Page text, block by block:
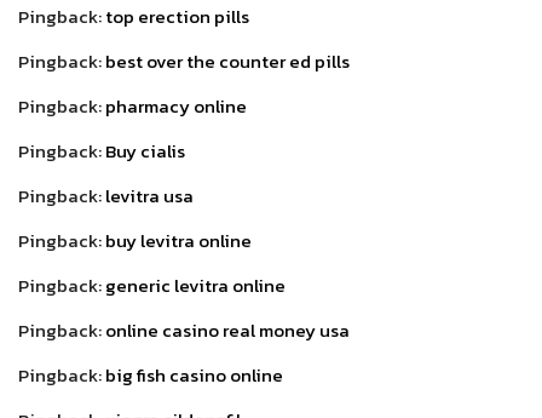
Pingback:top erection pills
Pingback:best over the counter ed pills
Pingback:pharmacy online
Pingback:Buy cialis
Pingback:levitra usa
Pingback:buy levitra online
Pingback:generic levitra online
Pingback:online casino real money usa
Pingback:big fish casino online